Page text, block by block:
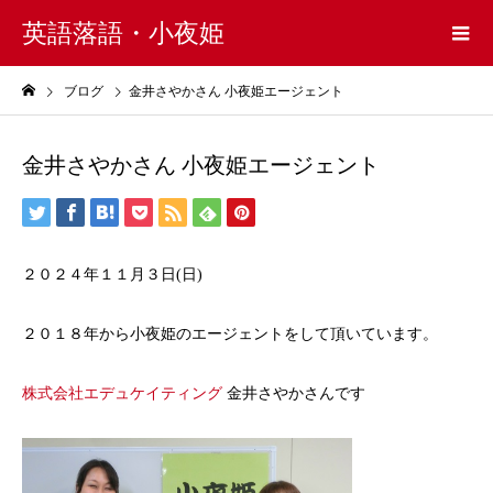
英語落語・小夜姫
ブログ 金井さやかさん 小夜姫エージェント
金井さやかさん 小夜姫エージェント
２０２４年１１月３日(日)
２０１８年から小夜姫のエージェントをして頂いています。
株式会社エデュケイティング 金井さやかさんです